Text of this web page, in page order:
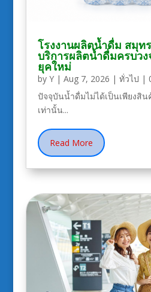
โรงงานผลิตน้ำดื่ม สมุท
บริการผลิตน้ำดื่มครบว
ยุคใหม่
by Y| Aug 7, 2026 | ทั่วไป |
ปัจจุบันน้ำดื่มไม่ได้เป็นเพียงสิ
เท่านั้น...
Read More